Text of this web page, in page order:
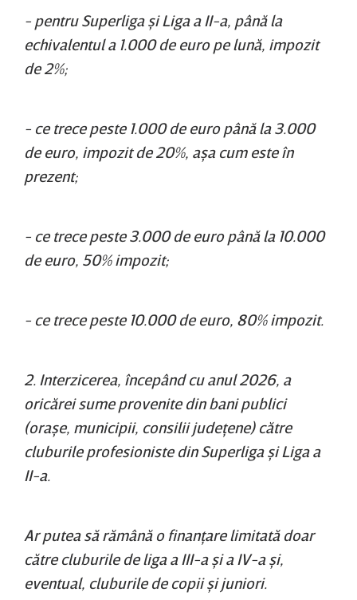
- pentru Superliga şi Liga a II-a, până la
echivalentul a 1.000 de euro pe lună, impozit
de 2%;
- ce trece peste 1.000 de euro până la 3.000
de euro, impozit de 20%, aşa cum este în
prezent;
- ce trece peste 3.000 de euro până la 10.000
de euro, 50% impozit;
- ce trece peste 10.000 de euro, 80% impozit.
2. Interzicerea, începând cu anul 2026, a
oricărei sume provenite din bani publici
(oraşe, municipii, consilii judeţene) către
cluburile profesioniste din Superliga şi Liga a
II-a.
Ar putea să rămână o finanţare limitată doar
către cluburile de liga a III-a şi a IV-a şi,
eventual, cluburile de copii şi juniori.